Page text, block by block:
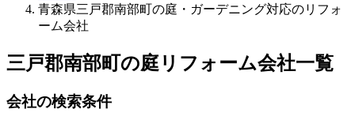
青森県三戸郡南部町の庭・ガーデニング対応のリフォ
ーム会社
三戸郡南部町の庭リフォーム会社一覧
会社の検索条件